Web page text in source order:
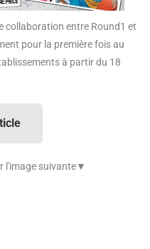
collaboration entre Round1 et
pour la première fois au
à partir du 18
l'image suivante▼